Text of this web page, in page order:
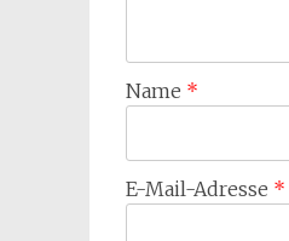
Name *
E-Mail-Adresse *